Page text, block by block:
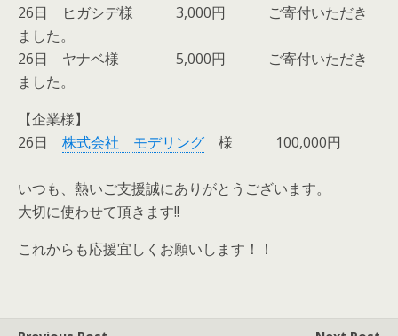
26日 ヒガシデ様 3,000円 ご寄付いただき
ました。
26日 ヤナベ様 5,000円 ご寄付いただき
ました。
【企業様】
26日 株式会社 モデリング 様 100,000円
いつも、熱いご支援誠にありがとうございます。
大切に使わせて頂きます!!
これからも応援宜しくお願いします！！